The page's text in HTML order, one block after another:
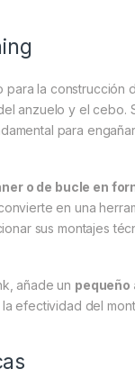
para la construcción
anzuelo y el cebo.
para
o de bucle en
en una
sus montajes
añade un pequeño
efectividad del